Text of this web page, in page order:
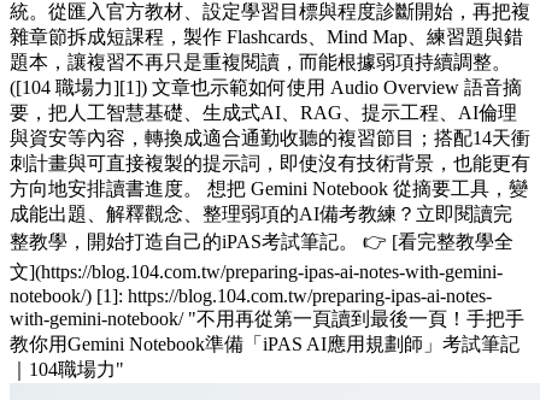
統。從匯入官方教材、設定學習目標與程度診斷開始，再把複
雜章節拆成短課程，製作 Flashcards、Mind Map、練習題與錯
題本，讓複習不再只是重複閱讀，而能根據弱項持續調整。
([104 職場力][1]) 文章也示範如何使用 Audio Overview 語音摘
要，把人工智慧基礎、生成式AI、RAG、提示工程、AI倫理
與資安等內容，轉換成適合通勤收聽的複習節目；搭配14天衝
刺計畫與可直接複製的提示詞，即使沒有技術背景，也能更有
方向地安排讀書進度。 想把 Gemini Notebook 從摘要工具，變
成能出題、解釋觀念、整理弱項的AI備考教練？立即閱讀完
整教學，開始打造自己的iPAS考試筆記。 👉 [看完整教學全
文](https://blog.104.com.tw/preparing-ipas-ai-notes-with-gemini-
notebook/) [1]: https://blog.104.com.tw/preparing-ipas-ai-notes-
with-gemini-notebook/ "不用再從第一頁讀到最後一頁！手把手
教你用Gemini Notebook準備「iPAS AI應用規劃師」考試筆記
｜104職場力"